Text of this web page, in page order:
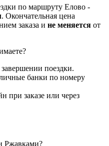
по маршруту Елово -
. Окончательная цена
заказа и не меняется от
поездки.
банки по номеру
при заказе или через
Ржавками?